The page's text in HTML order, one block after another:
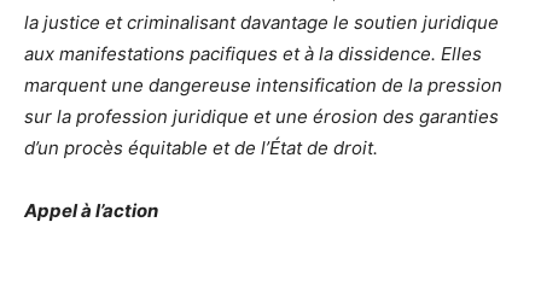
la justice et criminalisant davantage le soutien juridique
aux manifestations pacifiques et à la dissidence. Elles
marquent une dangereuse intensification de la pression
sur la profession juridique et une érosion des garanties
d’un procès équitable et de l’État de droit.
Appel à l’action